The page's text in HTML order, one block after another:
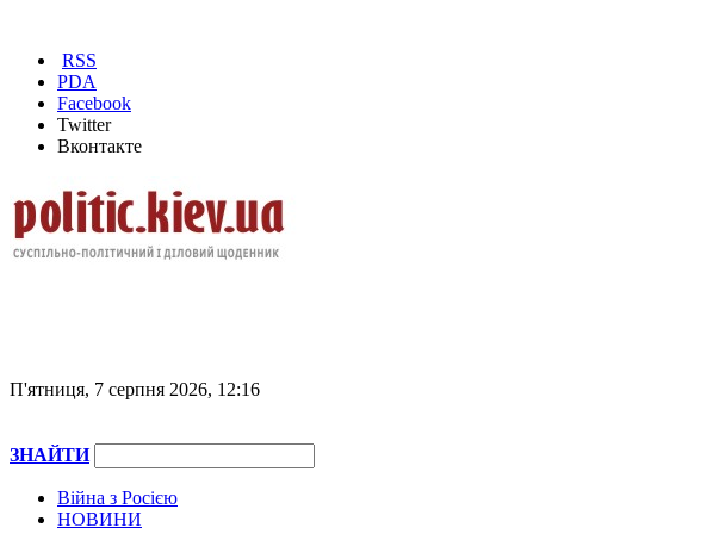
RSS
PDA
Facebook
Twitter
Вконтакте
П'ятниця, 7 серпня 2026, 12:16
ЗНАЙТИ
Війна з Росією
НОВИНИ